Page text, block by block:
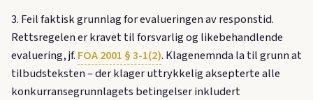
3. Feil faktisk grunnlag for evalueringen av responstid.
Rettsregelen er kravet til forsvarlig og likebehandlende
evaluering, jf. FOA 2001 § 3-1(2). Klagenemnda la til grunn at
tilbudsteksten – der klager uttrykkelig aksepterte alle
konkurransegrunnlagets betingelser inkludert